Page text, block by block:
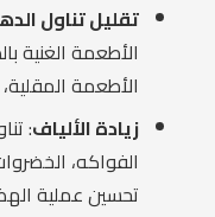
تقليل تناول
الأطعمة الغنية
الأطعمة
زيادة الألياف:
الفواكه،
تحسين عملية